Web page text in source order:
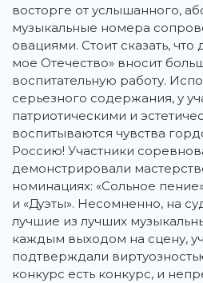
восторге от услышанного,
музыкальные номера
овациями. Стоит сказать,
мое Отечество» вносит
воспитательную работу.
серьезного содержания, у
патриотическими и
воспитываются чувства
Россию! Участники
демонстрировали
номинациях: «Сольное
и «Дуэты». Несомненно, на
лучшие из лучших
каждым выходом на сцену,
подтверждали
конкурс есть конкурс, и